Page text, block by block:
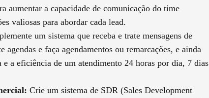
aumentar a capacidade de comunicação do time
valiosas para abordar cada lead.
um sistema que receba e trate mensagens de
e faça agendamentos ou remarcações, e ainda
a eficiência de um atendimento 24 horas por dia, 7 dias
Crie um sistema de SDR (Sales Development